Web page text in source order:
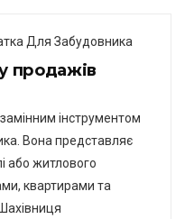
Для Забудовника
продажів
інструментом
Вона представляє
або житлового
квартирами та